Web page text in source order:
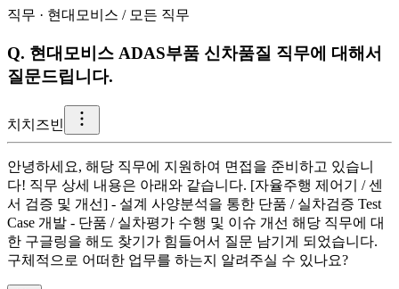
직무 · 현대모비스 / 모든 직무
Q. 현대모비스 ADAS부품 신차품질 직무에 대해서
질문드립니다.
치 치즈빈
안녕하세요, 해당 직무에 지원하여 면접을 준비하고 있습니
다! 직무 상세 내용은 아래와 같습니다. [자율주행 제어기 / 센
서 검증 및 개선] - 설계 사양분석을 통한 단품 / 실차검증 Test
Case 개발 - 단품 / 실차평가 수행 및 이슈 개선 해당 직무에 대
한 구글링을 해도 찾기가 힘들어서 질문 남기게 되었습니다.
구체적으로 어떠한 업무를 하는지 알려주실 수 있나요?